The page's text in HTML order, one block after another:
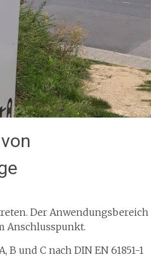
Der Anwendungsbereich
Anschlusspunkt.
und C nach DIN EN 61851-1